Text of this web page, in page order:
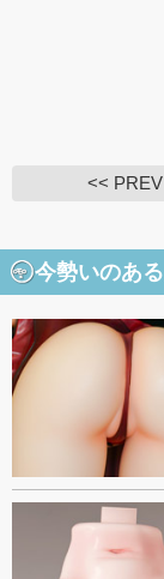
<< PREV
今勢いのあ